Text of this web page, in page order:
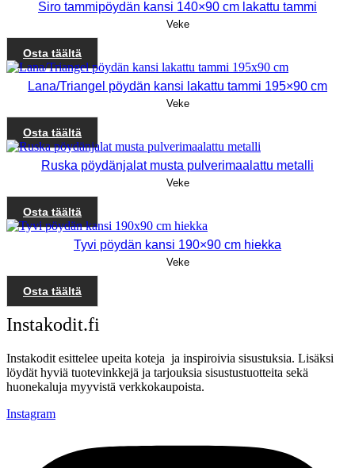
Siro tammipöydän kansi 140×90 cm lakattu tammi
Veke
Osta täältä
Lana/Triangel pöydän kansi lakattu tammi 195×90 cm
Veke
Osta täältä
Ruska pöydänjalat musta pulverimaalattu metalli
Veke
Osta täältä
Tyvi pöydän kansi 190×90 cm hiekka
Veke
Osta täältä
Instakodit.fi
Instakodit esittelee upeita koteja ja inspiroivia sisustuksia. Lisäksi
löydät hyviä tuotevinkkejä ja tarjouksia sisustustuotteita sekä
huonekaluja myyvistä verkkokaupoista.
Instagram